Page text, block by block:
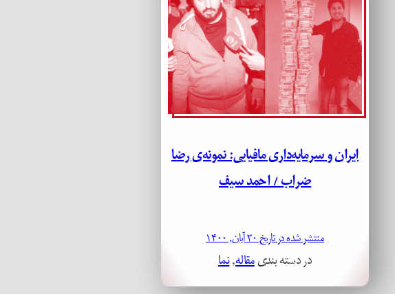
ایران و سرمایه‌داری مافیایی: نمونه‌ی رضا
ضراب / احمد سیف
منتشر شده در تاریخ ۳۰ آبان, ۱۴۰۰
در دسته بندیمقاله, نما